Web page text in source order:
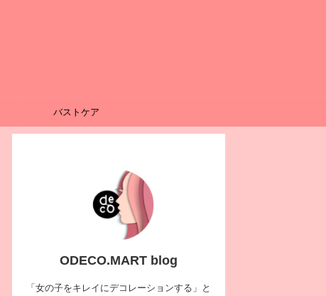
バストケア
ODECO.MART blog
「女の子をキレイにデコレーションする」と